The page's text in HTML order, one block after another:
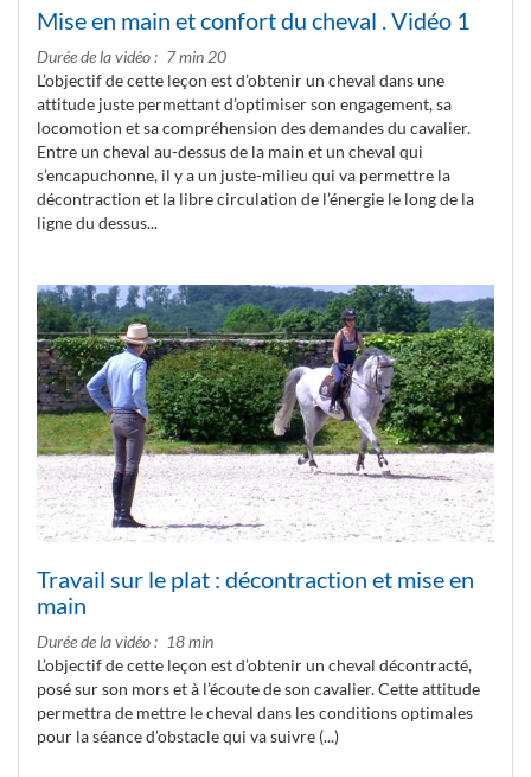
Mise en main et confort du cheval . Vidéo 1
Durée de la vidéo
7 min 20
L’objectif de cette leçon est d’obtenir un cheval dans une
attitude juste permettant d’optimiser son engagement, sa
locomotion et sa compréhension des demandes du cavalier.
Entre un cheval au-dessus de la main et un cheval qui
s’encapuchonne, il y a un juste-milieu qui va permettre la
décontraction et la libre circulation de l’énergie le long de la
ligne du dessus...
Travail sur le plat : décontraction et mise en
main
Durée de la vidéo
18 min
L’objectif de cette leçon est d’obtenir un cheval décontracté,
posé sur son mors et à l’écoute de son cavalier. Cette attitude
permettra de mettre le cheval dans les conditions optimales
pour la séance d’obstacle qui va suivre (...)